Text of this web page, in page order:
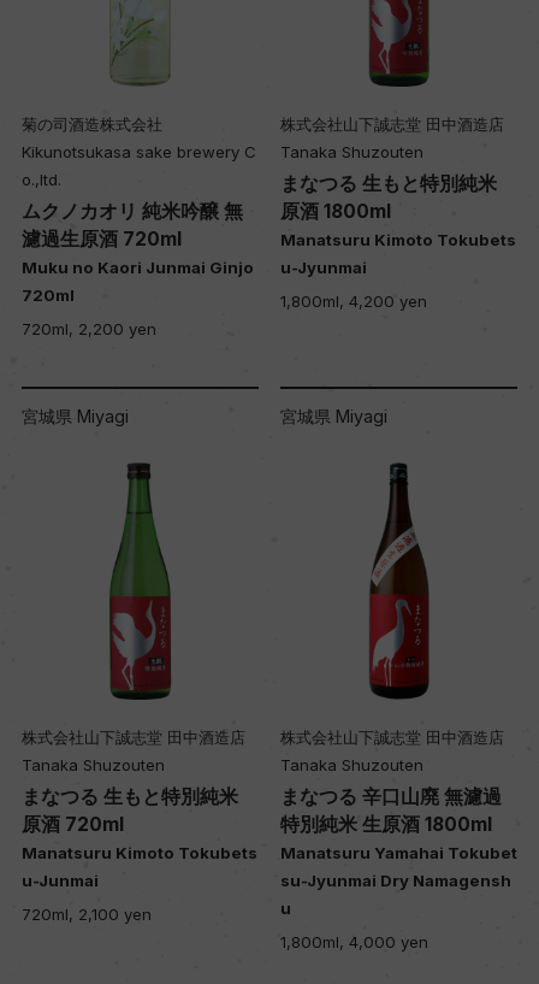
菊の司酒造株式会社
Kikunotsukasa sake brewery C
o.,ltd.
ムクノカオリ 純米吟醸 無
濾過生原酒 720ml
Muku no Kaori Junmai Ginjo
720ml
720ml, 2,200 yen
株式会社山下誠志堂 田中酒造店
Tanaka Shuzouten
まなつる 生もと特別純米
原酒 1800ml
Manatsuru Kimoto Tokubets
u-Jyunmai
1,800ml, 4,200 yen
宮城県 Miyagi
株式会社山下誠志堂 田中酒造店
Tanaka Shuzouten
まなつる 生もと特別純米
原酒 720ml
Manatsuru Kimoto Tokubets
u-Junmai
720ml, 2,100 yen
宮城県 Miyagi
株式会社山下誠志堂 田中酒造店
Tanaka Shuzouten
まなつる 辛口山廃 無濾過
特別純米 生原酒 1800ml
Manatsuru Yamahai Tokubet
su-Jyunmai Dry Namagensh
u
1,800ml, 4,000 yen